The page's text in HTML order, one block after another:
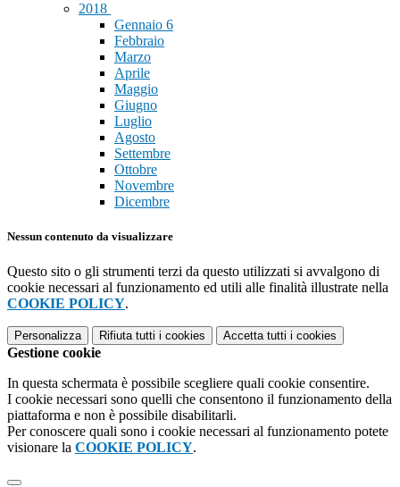
2018
Gennaio 6
Febbraio
Marzo
Aprile
Maggio
Giugno
Luglio
Agosto
Settembre
Ottobre
Novembre
Dicembre
Nessun contenuto da visualizzare
Questo sito o gli strumenti terzi da questo utilizzati si avvalgono di
cookie necessari al funzionamento ed utili alle finalità illustrate nella
COOKIE POLICY.
Personalizza Rifiuta tutti i cookies Accetta tutti i cookies
Gestione cookie
In questa schermata è possibile scegliere quali cookie consentire.
I cookie necessari sono quelli che consentono il funzionamento della
piattaforma e non è possibile disabilitarli.
Per conoscere quali sono i cookie necessari al funzionamento potete
visionare la COOKIE POLICY.